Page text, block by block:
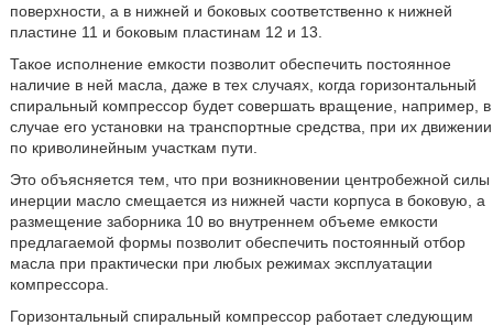
поверхности, а в нижней и боковых соответственно к нижней
пластине 11 и боковым пластинам 12 и 13.
Такое исполнение емкости позволит обеспечить постоянное
наличие в ней масла, даже в тех случаях, когда горизонтальный
спиральный компрессор будет совершать вращение, например, в
случае его установки на транспортные средства, при их движении
по криволинейным участкам пути.
Это объясняется тем, что при возникновении центробежной силы
инерции масло смещается из нижней части корпуса в боковую, а
размещение заборника 10 во внутреннем объеме емкости
предлагаемой формы позволит обеспечить постоянный отбор
масла при практически при любых режимах эксплуатации
компрессора.
Горизонтальный спиральный компрессор работает следующим